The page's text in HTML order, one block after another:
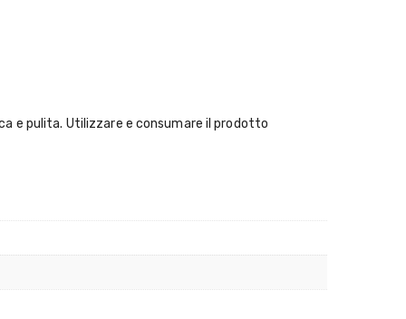
e pulita. Utilizzare e consumare il prodotto